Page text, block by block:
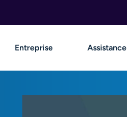
Entreprise Assistance